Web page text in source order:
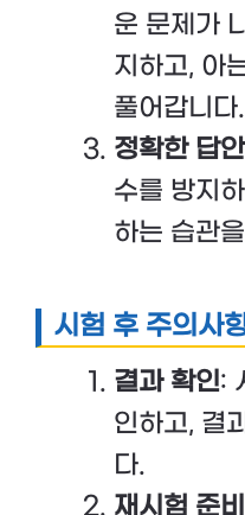
운 문제가
지하고, 아
풀어갑니다.
정확한 답
수를 방지
하는 습관
시험 후 주의사
결과 확인:
인하고, 결
다.
재시험 준비